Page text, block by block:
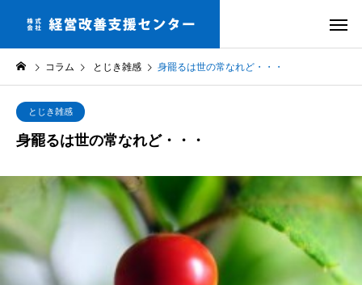
コラム とじき雑感 身罷るは世の常なれど・・・
とじき雑感
身罷るは世の常なれど・・・